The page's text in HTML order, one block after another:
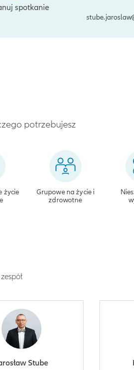
spotkanie
potrzebujesz
życie
Grupowe na życie i
zdrowotne
Stube